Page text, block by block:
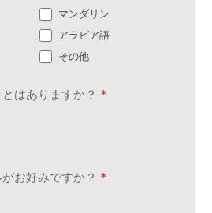
マンダリン
アラビア語
その他
はありますか？ *
お好みですか？ *